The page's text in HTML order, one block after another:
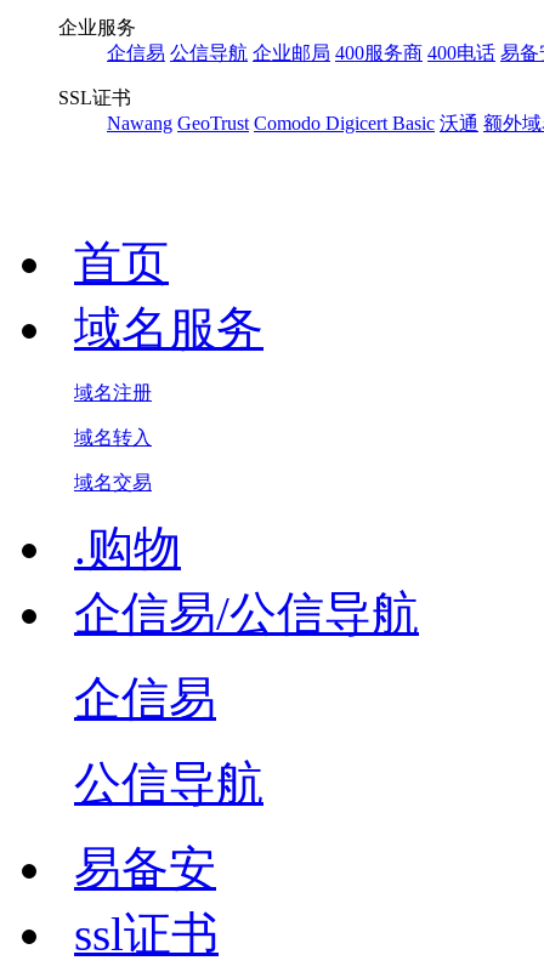
企业服务
企信易 公信导航 企业邮局 400服务商 400电话 易备
SSL证书
Nawang GeoTrust Comodo Digicert Basic 沃通 额外
首页
域名服务
域名注册
域名转入
域名交易
.购物
企信易/公信导航
企信易
公信导航
易备安
ssl证书